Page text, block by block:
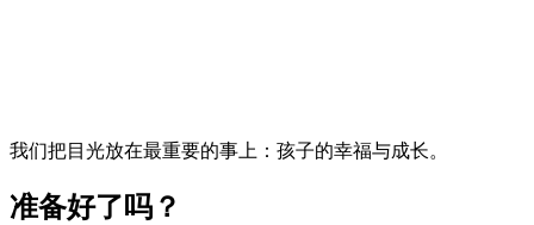
我们把目光放在最重要的事上：孩子的幸福与成长。
准备好了吗？